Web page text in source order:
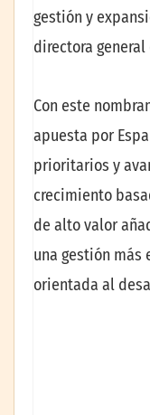
gestión y
directora
Con este
apuesta por
prioritarios y
crecimiento
de alto valor
una gestión
orientada al